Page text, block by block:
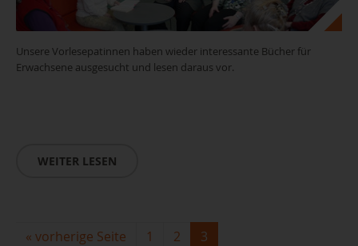
Unsere Vorlesepatinnen haben wieder interessante Bücher für
Erwachsene ausgesucht und lesen daraus vor.
WEITER LESEN
« vorherige Seite 1 2 3